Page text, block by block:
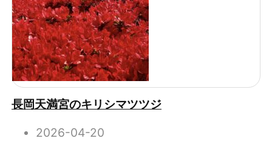
長岡天満宮のキリシマツツジ
2026-04-20